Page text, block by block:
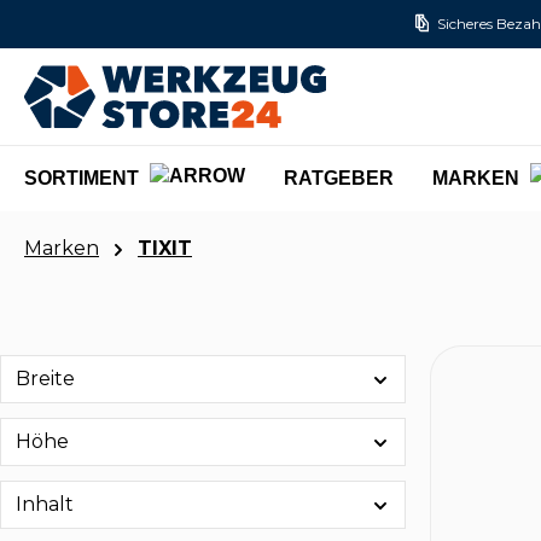
Sicheres
SORTIMENT RATGEBER MARKEN
Marken TIXIT
Breite
Höhe
Inhalt